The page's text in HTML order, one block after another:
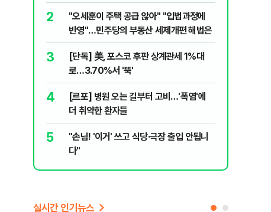
2
"오세훈이 주택 공급 않아" "입법과정에
반영"…민주당의 부동산 세제개편 해법은
3
[단독] 美, 포스코 후판 상계관세 1%대
로…3.70%서 '뚝'
4
[르포] 병원 오는 길부터 고비…'폭염'에
더 취약한 환자들
5
"손님! '이거' 쓰고 식당·극장 출입 안됩니
다"
실시간 인기뉴스